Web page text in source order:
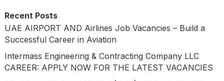
Recent Posts
UAE AIRPORT AND Airlines Job Vacancies – Build a
Successful Career in Aviation
Intermass Engineering & Contracting Company LLC
CAREER: APPLY NOW FOR THE LATEST VACANCIES